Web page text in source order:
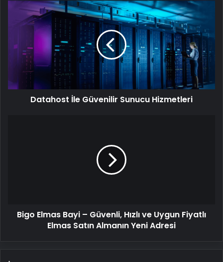
Datahost
Güvenilir
Hizmetleri
Datahost İle Güvenilir Sunucu Hizmetleri
ElmasBigo Elmas Bayi – Güvenli, Hızlı ve Uygun Fiyatlı
Elmas Satın Almanın Yeni Adresi